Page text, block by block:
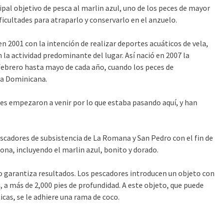
objetivo de pesca al marlin azul, uno de los peces de mayor
para atraparlo y conservarlo en el anzuelo.
2001 con la intención de realizar deportes acuáticos de vela,
actividad predominante del lugar. Así nació en 2007 la
hasta mayo de cada año, cuando los peces de
Dominicana.
empezaron a venir por lo que estaba pasando aquí, y han
de subsistencia de La Romana y San Pedro con el fin de
incluyendo el marlin azul, bonito y dorado.
resultados. Los pescadores introducen un objeto con
más de 2,000 pies de profundidad. A este objeto, que puede
se le adhiere una rama de coco.